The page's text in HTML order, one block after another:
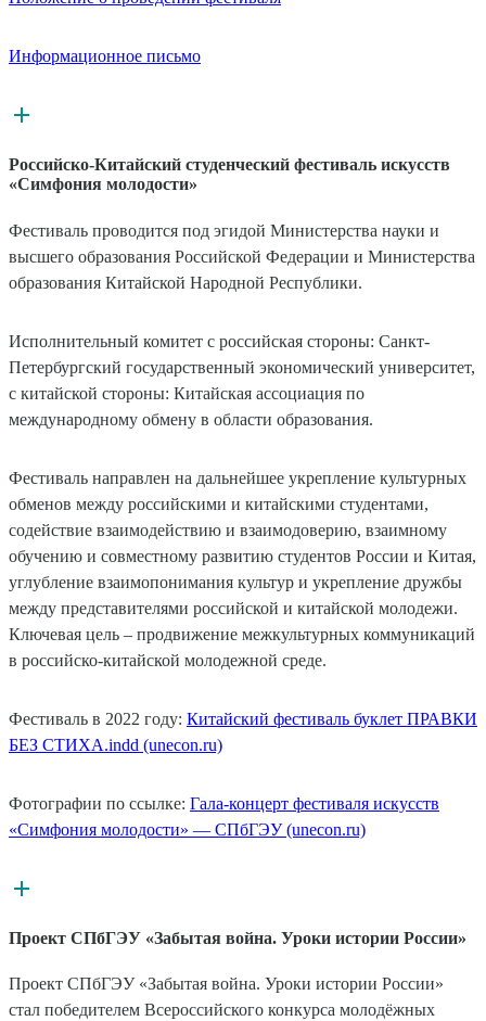
Информационное письмо
Российско-Китайский студенческий фестиваль искусств
«Симфония молодости»
Фестиваль проводится под эгидой Министерства науки и
высшего образования Российской Федерации и Министерства
образования Китайской Народной Республики.
Исполнительный комитет с российская стороны: Санкт-
Петербургский государственный экономический университет,
с китайской стороны: Китайская ассоциация по
международному обмену в области образования.
Фестиваль направлен на дальнейшее укрепление культурных
обменов между российскими и китайскими студентами,
содействие взаимодействию и взаимодоверию, взаимному
обучению и совместному развитию студентов России и Китая,
углубление взаимопонимания культур и укрепление дружбы
между представителями российской и китайской молодежи.
Ключевая цель – продвижение межкультурных коммуникаций
в российско-китайской молодежной среде.
Фестиваль в 2022 году: Китайский фестиваль буклет ПРАВКИ
БЕЗ СТИХА.indd (unecon.ru)
Фотографии по ссылке: Гала-концерт фестиваля искусств
«Симфония молодости» — СПбГЭУ (unecon.ru)
Проект СПбГЭУ «Забытая война. Уроки истории России»
Проект СПбГЭУ «Забытая война. Уроки истории России»
стал победителем Всероссийского конкурса молодёжных